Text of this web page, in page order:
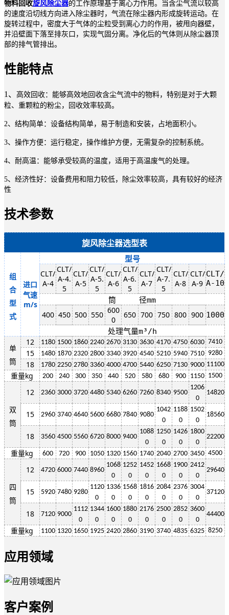
物料回收旋风除尘器的工作原理基于离心力作用。当含尘气流以较高
的速度沿切线方向进入除尘器时，气流在除尘器内形成旋转运动。在
旋转过程中，密度大于气体的尘粒受到离心力的作用，被甩向器壁，
并沿壁面下落至排灰口，实现气固分离。净化后的气体则从除尘器顶
部的排气管排出。
性能特点
1、
高效回收：能够高效地回收含尘气流中的物料，特别是对于大颗
粒、重颗粒的粉尘，回收效率较高。
2、结构简单：设备结构简单，易于制造和安装，占地面积小。
3、操作方便：运行稳定，操作维护方便，无需复杂的控制系统。
4、耐高温：能够承受较高的温度，适用于高温废气的处理。
5、经济性好：设备费用和阻力较低，除尘效率较高，具有较好的经济
性
技术参数
旋风除尘器选型表
组
合
型
式
进口
气速
m/s
型号
CLT/
A-4
CLT/
A-4.
5
CLT/
A-5
CLT/
A-5.
5
CLT/
A-6
CLT/
A-6.
5
CLT/
A-7
CLT/
A-7.
5
CLT/
A-8
CLT/
A-9
CLT/
A-10
筒 径mm
400 450 500 550 600
0
650 700 750 800 900 1000
处理气量m³/h
单
筒
12 1180 1500 1860 2240 2670 3130 3630 4170 4750 6030 7410
15 1480 1870 2320 2800 3340 3920 4540 5210 5940 7510 9280
18 1780 2250 2780 3360 4000 4700 5440 6250 7130 9000 11100
重量kg 200 240 300 350 440 520 580 680 900 1150 1500
双
筒
12 2360 3000 3720 4480 5340 6260 7260 8340 9500
1206
0
14820
15 2960 3740 4640 5600 6680 7840 9080
1042
0
1188
0
1502
0
18560
18 3560 4500 5560 6720 8000 9400
1088
0
1250
0
1426
0
1800
0
22200
重量kg 600 720 900 1050 1320 1560 1740 2040 2700 3450 4500
四
筒
12 4720 6000 7440 8960
1068
0
1252
0
1452
0
1668
0
1900
0
2412
0
29640
15 5920 7480 9280
1120
0
1336
0
1568
0
1816
0
2084
0
2376
0
3004
0
37120
18 7120 9000
1112
0
1344
0
1600
0
1880
0
2176
0
2500
0
2852
0
3600
0
44400
重量kg 1100 1320 1650 1925 2420 2860 3190 3740 4835 6325 8250
应用领域
客户案例